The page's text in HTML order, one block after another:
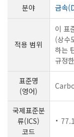
분야 금속
적용 범위
이 표
(상수
하는
규정
표준명
(영어)
국제표준분
류(ICS)
코드